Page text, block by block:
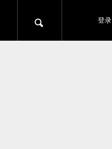
登录